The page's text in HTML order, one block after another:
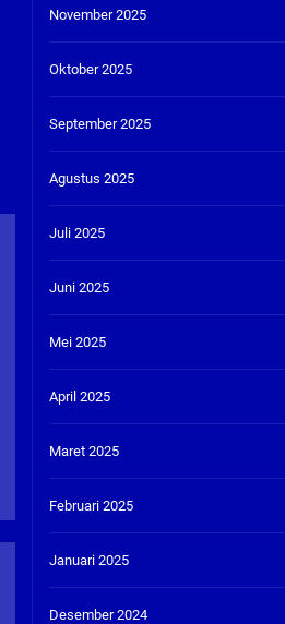
November 2025
Oktober 2025
September 2025
Agustus 2025
Juli 2025
Juni 2025
Mei 2025
April 2025
Maret 2025
Februari 2025
Januari 2025
Desember 2024